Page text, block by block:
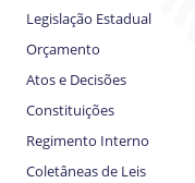
Legislação Estadual
Orçamento
Atos e Decisões
Constituições
Regimento Interno
Coletâneas de Leis